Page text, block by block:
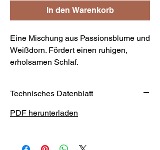
In den Warenkorb
Eine Mischung aus Passionsblume und
Weißdorn. Fördert einen ruhigen,
erholsamen Schlaf.
Technisches Datenblatt
PDF herunterladen